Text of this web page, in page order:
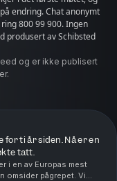
anonymt
800 99 900. Ingen
og er ikke publisert
ti år siden. Nå er en
tatt.
i en av Europas mest
omsider pågrepet. Vi